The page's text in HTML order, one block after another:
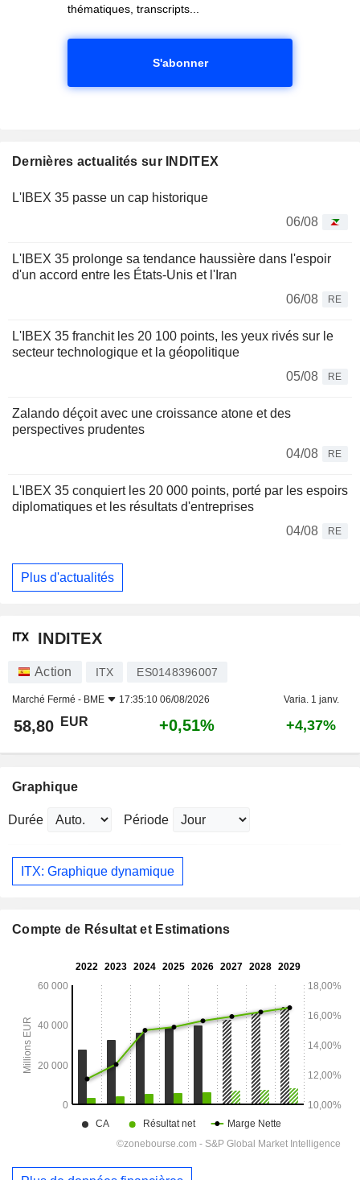
thématiques, transcripts...
S'abonner
Dernières actualités sur INDITEX
L'IBEX 35 passe un cap historique
06/08
L'IBEX 35 prolonge sa tendance haussière dans l'espoir
d'un accord entre les États-Unis et l'Iran
06/08
RE
L'IBEX 35 franchit les 20 100 points, les yeux rivés sur le
secteur technologique et la géopolitique
05/08
RE
Zalando déçoit avec une croissance atone et des
perspectives prudentes
04/08
RE
L'IBEX 35 conquiert les 20 000 points, porté par les espoirs
diplomatiques et les résultats d'entreprises
04/08
RE
Plus d'actualités
INDITEX
Action ITX ES0148396007
Marché Fermé - BME 17:35:10 06/08/2026 Varia. 1 janv.
58,80 EUR +0,51% +4,37%
Graphique
Durée Période
ITX: Graphique dynamique
Compte de Résultat et Estimations